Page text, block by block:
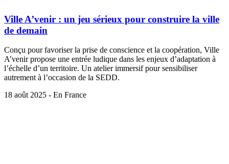
Ville A’venir : un jeu sérieux pour construire la ville
de demain
Conçu pour favoriser la prise de conscience et la coopération, Ville
A’venir propose une entrée ludique dans les enjeux d’adaptation à
l’échelle d’un territoire. Un atelier immersif pour sensibiliser
autrement à l’occasion de la SEDD.
18 août 2025 - En France